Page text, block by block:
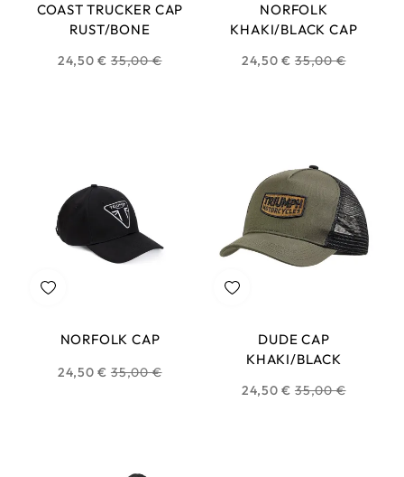
COAST TRUCKER CAP
RUST/BONE
24,50 € Prix
35,00 €
NORFOLK
KHAKI/BLACK CAP
24,50 € Prix
35,00 €
NORFOLK CAP
24,50 € Prix
35,00 €
DUDE CAP
KHAKI/BLACK
24,50 € Prix
35,00 €